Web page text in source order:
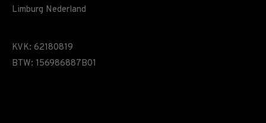
Limburg Nederland
KVK: 62180819
BTW: 156986887B01